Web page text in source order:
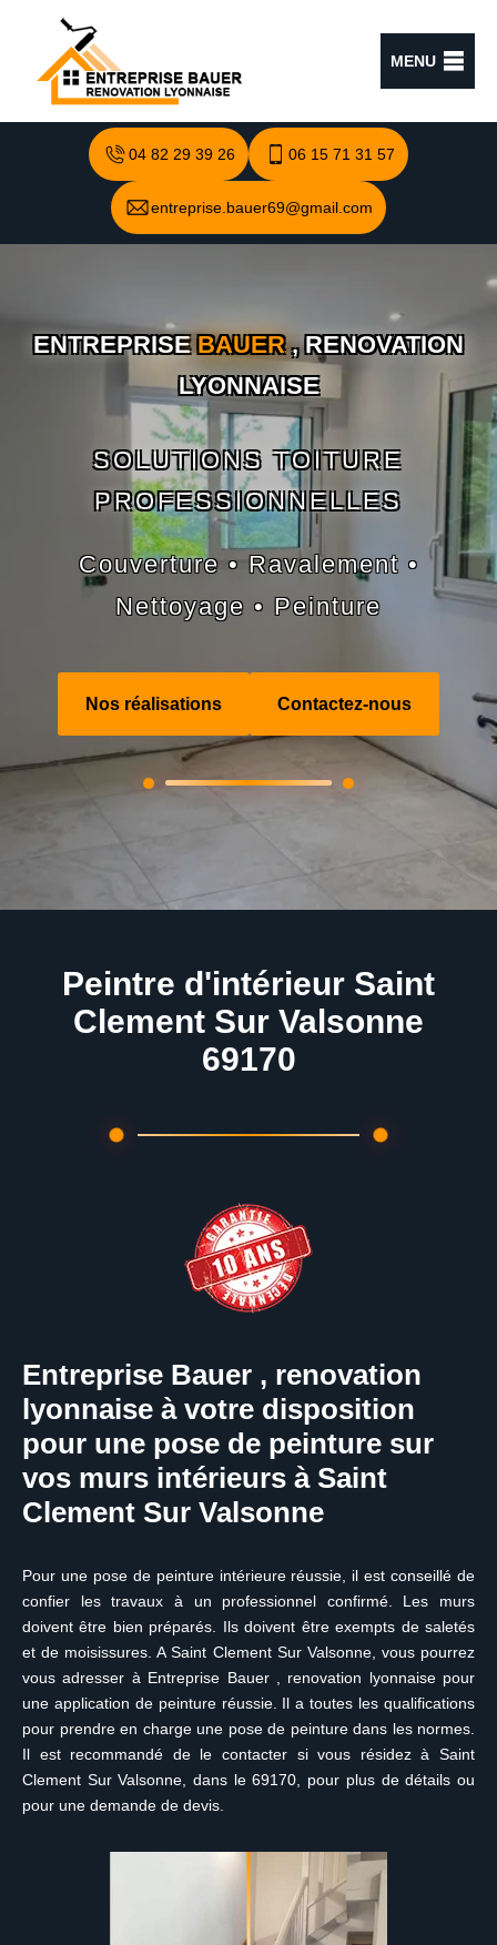
MENU
04 82 29 39 26 06 15 71 31 57
entreprise.bauer69@gmail.com
ENTREPRISEBAUER, RENOVATION
LYONNAISE
SOLUTIONS TOITURE
PROFESSIONNELLES
Couverture • Ravalement •
Nettoyage • Peinture
Nos réalisations Contactez-nous
Peintre d'intérieur Saint
Clement Sur Valsonne
69170
Entreprise Bauer , renovation
lyonnaise à votre disposition
pour une pose de peinture sur
vos murs intérieurs à Saint
Clement Sur Valsonne
Pour une pose de peinture intérieure réussie, il est conseillé de
confier les travaux à un professionnel confirmé. Les murs
doivent être bien préparés. Ils doivent être exempts de saletés
et de moisissures. A Saint Clement Sur Valsonne, vous pourrez
vous adresser à Entreprise Bauer , renovation lyonnaise pour
une application de peinture réussie. Il a toutes les qualifications
pour prendre en charge une pose de peinture dans les normes.
Il est recommandé de le contacter si vous résidez à Saint
Clement Sur Valsonne, dans le 69170, pour plus de détails ou
pour une demande de devis.